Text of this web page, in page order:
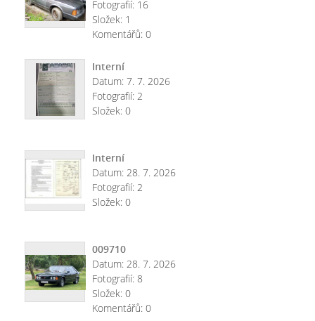
Fotografií: 16
Složek: 1
Komentářů: 0
Interní
Datum: 7. 7. 2026
Fotografií: 2
Složek: 0
Interní
Datum: 28. 7. 2026
Fotografií: 2
Složek: 0
009710
Datum: 28. 7. 2026
Fotografií: 8
Složek: 0
Komentářů: 0